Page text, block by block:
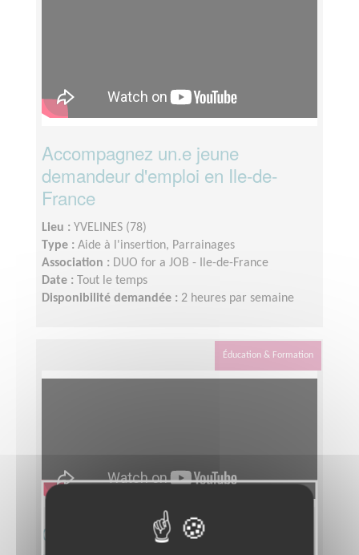
Accompagnez un.e jeune
demandeur d'emploi en Ile-de-
France
Lieu : YVELINES (78)
Type : Aide à l'insertion, Parrainages
Association : DUO for a JOB - Ile-de-France
Date :
Tout le temps
Disponibilité demandée : 2 heures par semaine
Éducation & Formation
Communiquez et collectez des